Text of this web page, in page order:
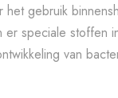
gebruik
er speciale stoffen
van